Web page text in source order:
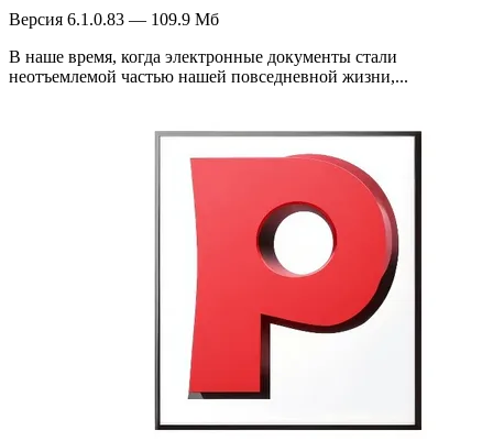
Версия 6.1.0.83 — 109.9 Мб
В наше время, когда электронные документы стали
неотъемлемой частью нашей повседневной жизни,...